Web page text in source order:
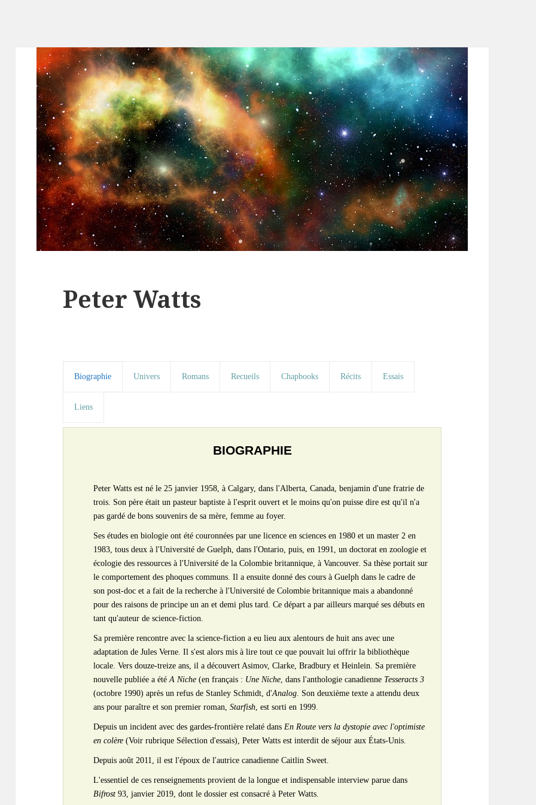
Peter Watts
Biographie Univers Romans Recueils Chapbooks Récits Essais
Liens
BIOGRAPHIE
Peter Watts est né le 25 janvier 1958, à Calgary, dans l'Alberta, Canada, benjamin d'une fratrie de
trois. Son père était un pasteur baptiste à l'esprit ouvert et le moins qu'on puisse dire est qu'il n'a
pas gardé de bons souvenirs de sa mère, femme au foyer.
Ses études en biologie ont été couronnées par une licence en sciences en 1980 et un master 2 en
1983, tous deux à l'Université de Guelph, dans l'Ontario, puis, en 1991, un doctorat en zoologie et
écologie des ressources à l'Université de la Colombie britannique, à Vancouver. Sa thèse portait sur
le comportement des phoques communs. Il a ensuite donné des cours à Guelph dans le cadre de
son post-doc et a fait de la recherche à l'Université de Colombie britannique mais a abandonné
pour des raisons de principe un an et demi plus tard. Ce départ a par ailleurs marqué ses débuts en
tant qu'auteur de science-fiction.
Sa première rencontre avec la science-fiction a eu lieu aux alentours de huit ans avec une
adaptation de Jules Verne. Il s'est alors mis à lire tout ce que pouvait lui offrir la bibliothèque
locale. Vers douze-treize ans, il a découvert Asimov, Clarke, Bradbury et Heinlein. Sa première
nouvelle publiée a étéA Niche (en français : Une Niche, dans l'anthologie canadienne Tesseracts 3
(octobre 1990) après un refus de Stanley Schmidt, d'Analog. Son deuxième texte a attendu deux
ans pour paraître et son premier roman,Starfish, est sorti en 1999.
Depuis un incident avec des gardes-frontière relaté dansEn Route vers ladystopieavec l'optimiste
en colère (Voir rubrique Sélection d'essais), Peter Watts est interdit de séjour aux États-Unis.
Depuis août 2011, il est l'époux de l'autrice canadienne Caitlin Sweet.
L'essentiel de ces renseignements provient de la longue et indispensable interview parue dans
Bifrost 93, janvier 2019, dont le dossier est consacré à Peter Watts.